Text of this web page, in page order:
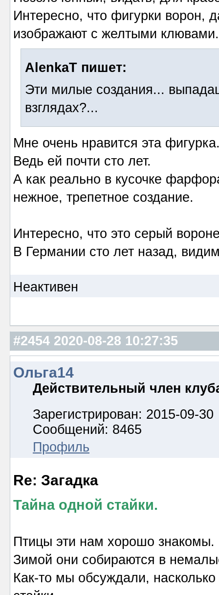
Интересно, что фигурки ворон,
изображают с желтыми клювами.
AlenkaT пишет:
Эти милые создания...
взглядах?...
Мне очень нравится эта
Ведь ей почти сто лет.
А как реально в кусочке
нежное, трепетное создание.
Интересно, что это серый
В Германии сто лет назад,
Неактивен
#2454 2020-08-28 10:27:35
Ольга14
Действительный член
Зарегистрирован: 2015-09-30
Сообщений: 8465
Профиль
Re: Загадка
Тайна одной стайки.
Птицы эти нам хорошо знакомы.
Зимой они собираются в
Как-то мы обсуждали,